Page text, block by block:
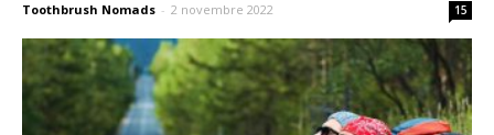
Toothbrush Nomads - 2 novembre 2022 15